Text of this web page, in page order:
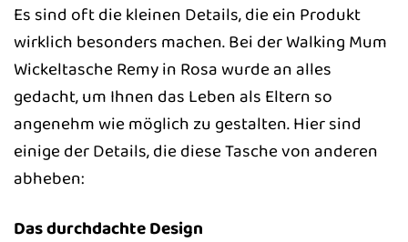
Es sind oft die kleinen Details, die ein Produkt
wirklich besonders machen. Bei der Walking Mum
Wickeltasche Remy in Rosa wurde an alles
gedacht, um Ihnen das Leben als Eltern so
angenehm wie möglich zu gestalten. Hier sind
einige der Details, die diese Tasche von anderen
abheben:
Das durchdachte Design